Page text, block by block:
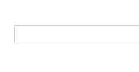
nach: